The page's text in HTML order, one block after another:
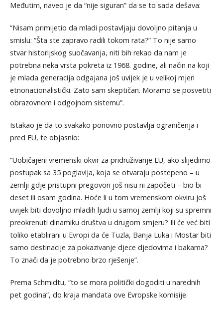
Međutim, naveo je da “nije siguran” da se to sada dešava:
“Nisam primijetio da mladi postavljaju dovoljno pitanja u
smislu: “Šta ste zapravo radili tokom rata?” To nije samo
stvar historijskog suočavanja, niti bih rekao da nam je
potrebna neka vrsta pokreta iz 1968. godine, ali način na koji
je mlada generacija odgajana još uvijek je u velikoj mjeri
etnonacionalistički. Zato sam skeptičan. Moramo se posvetiti
obrazovnom i odgojnom sistemu”.
Istakao je da to svakako ponovno postavlja ograničenja i
pred EU, te objasnio:
“Uobičajeni vremenski okvir za pridruživanje EU, ako slijedimo
postupak sa 35 poglavlja, koja se otvaraju postepeno – u
zemlji gdje pristupni pregovori još nisu ni započeti – bio bi
deset ili osam godina. Hoće li u tom vremenskom okviru još
uvijek biti dovoljno mladih ljudi u samoj zemlji koji su spremni
preokrenuti dinamiku društva u drugom smjeru? Ili će već biti
toliko etablirani u Evropi da će Tuzla, Banja Luka i Mostar biti
samo destinacije za pokazivanje djece djedovima i bakama?
To znači da je potrebno brzo rješenje”.
Prema Schmidtu, “to se mora politički dogoditi u narednih
pet godina”, do kraja mandata ove Evropske komisije.